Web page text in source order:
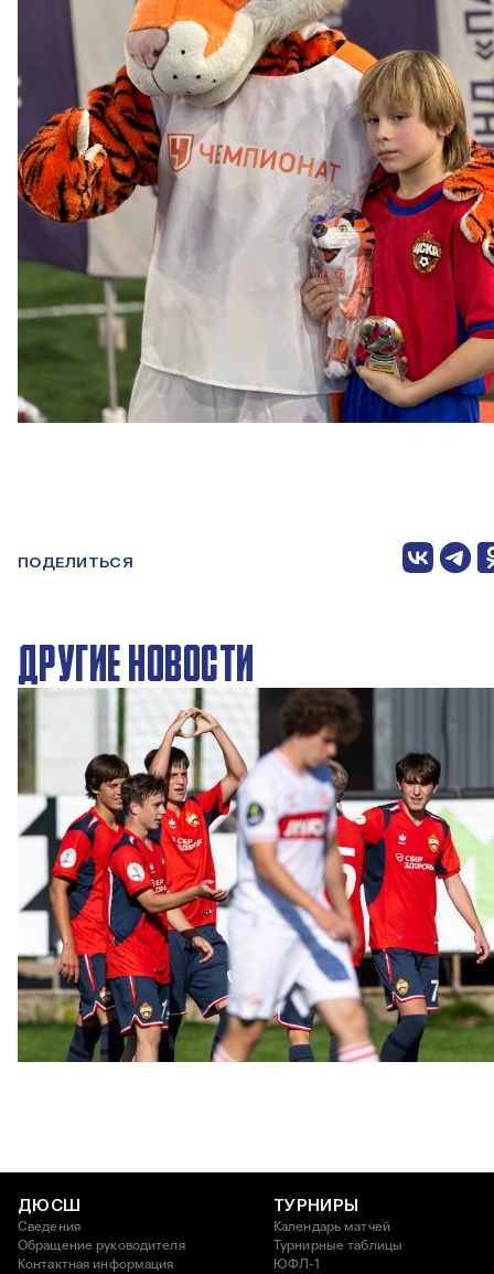
ПОДЕЛИТЬСЯ
ДРУГИЕ НОВОСТИ
ЮФЛ: Московское дерби на «Октябре»
3 АВГУСТА 2026 14:15
ДЮСШ
Сведения
Обращение руководителя
Контактная информация
ТУРНИРЫ
Календарь матчей
Турнирные таблицы
ЮФЛ-1